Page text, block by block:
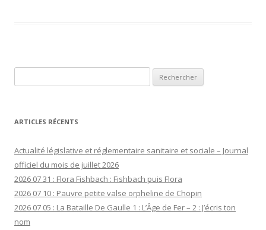
ARTICLES RÉCENTS
Actualité législative et réglementaire sanitaire et sociale – Journal
officiel du mois de juillet 2026
2026 07 31 : Flora Fishbach : Fishbach puis Flora
2026 07 10 : Pauvre petite valse orpheline de Chopin
2026 07 05 : La Bataille De Gaulle 1 : L’Âge de Fer – 2 : J’écris ton
nom